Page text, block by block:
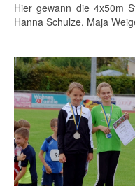
Hier gewann die 4x50m
Hanna Schulze, Maja